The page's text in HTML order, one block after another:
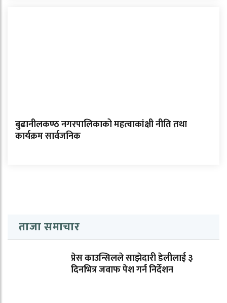
बुढानीलकण्ठ नगरपालिकाको महत्वाकांक्षी नीति तथा
कार्यक्रम सार्वजनिक
ताजा समाचार
प्रेस काउन्सिलले साझेदारी डेलीलाई ३
दिनभित्र जवाफ पेश गर्न निर्देशन